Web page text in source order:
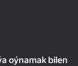
oýnamak bilen